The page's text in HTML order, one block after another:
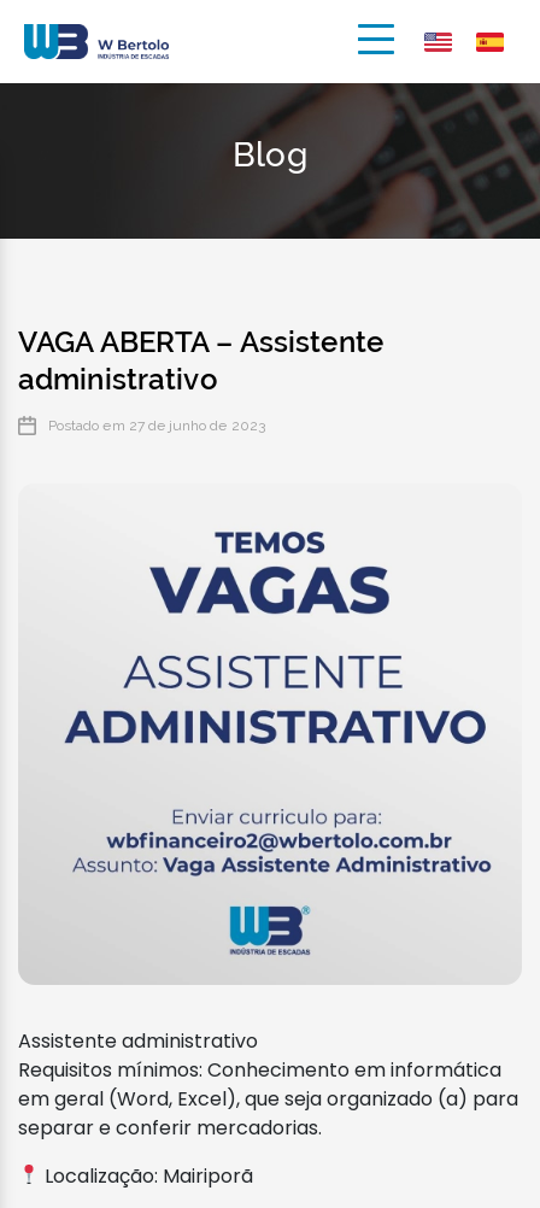
Blog
VAGA ABERTA – Assistente
administrativo
Postado em 27 de junho de 2023
Assistente administrativo
Requisitos mínimos: Conhecimento em informática
em geral (Word, Excel), que seja organizado (a) para
separar e conferir mercadorias.
Localização: Mairiporã